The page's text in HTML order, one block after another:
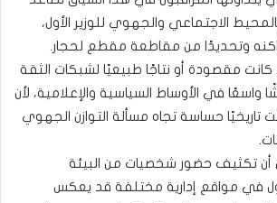
الاجتماعي والجهوي للوزير الأول،
وتحديدًا من مقاطعة مقطع لحجار.
كانت مقصودة أو نتاجًا طبيعيًا لشبكات الثقة
واسعًا في الأوساط السياسية والإعلامية، لأن
ظلت تاريخيًا حساسة تجاه مسألة التوازن الجهوي
أن تكثيف حضور شخصيات من البيئة
في مواقع إدارية مختلفة قد يعكس